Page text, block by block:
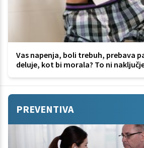
Vas napenja, boli trebuh, prebava
deluje, kot bi morala? To ni
PREVENTIVA